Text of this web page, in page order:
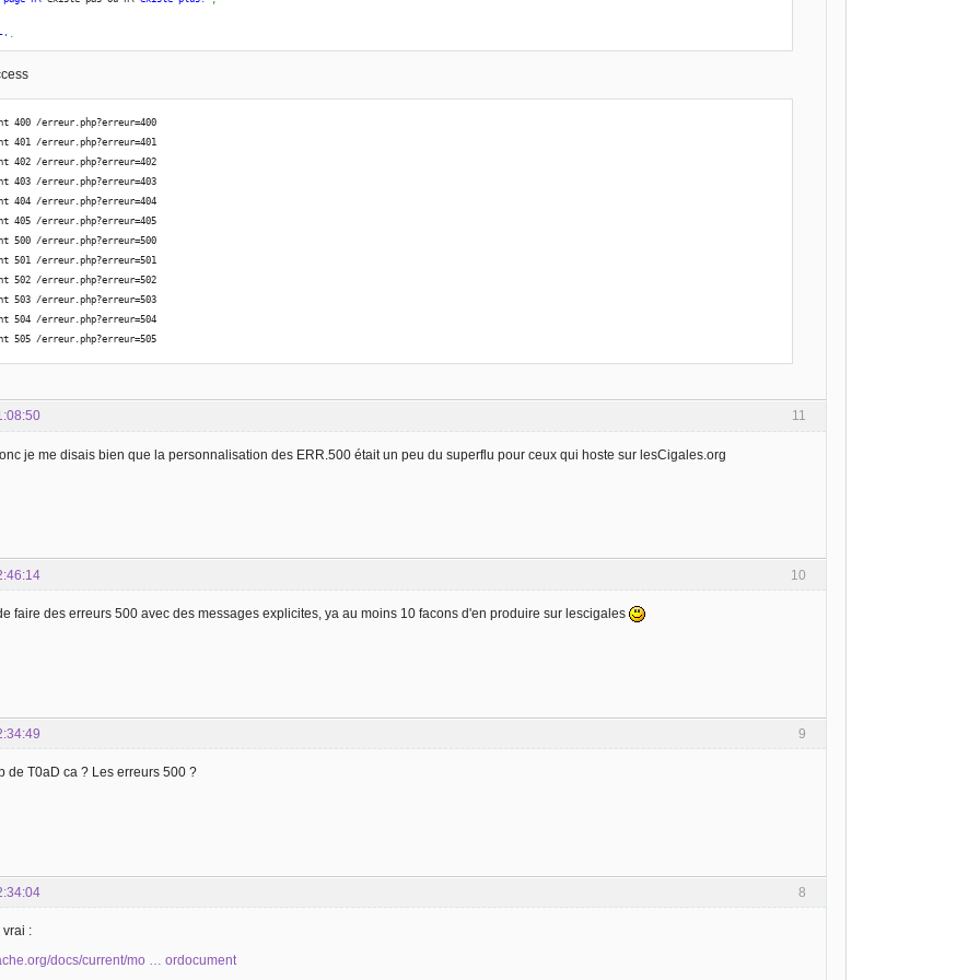
:
:
interne au serveur ou serveur sature'
serveur ne supporte pas le service demandé'
passerelle' ;
indisponible'
HTTP non supporte '
400 /erreur.php?erreur=400
401 /erreur.php?erreur=401
402 /erreur.php?erreur=402
403 /erreur.php?erreur=403
404 /erreur.php?erreur=404
405 /erreur.php?erreur=405
500 /erreur.php?erreur=500
501 /erreur.php?erreur=501
502 /erreur.php?erreur=502
503 /erreur.php?erreur=503
504 /erreur.php?erreur=504
505 /erreur.php?erreur=505
11
je me disais bien que la personnalisation des ERR.500 était un peu du superflu pour ceux qui hoste sur lesCigales.org
10
faire des erreurs 500 avec des messages explicites, ya au moins 10 facons d'en produire sur lescigales
9
de T0aD ca ? Les erreurs 500 ?
8
vrai :
docs/current/mo … ordocument